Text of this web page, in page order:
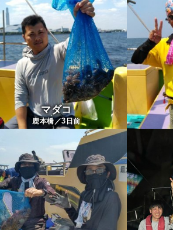
マダコ
鹿本橋／3 日前